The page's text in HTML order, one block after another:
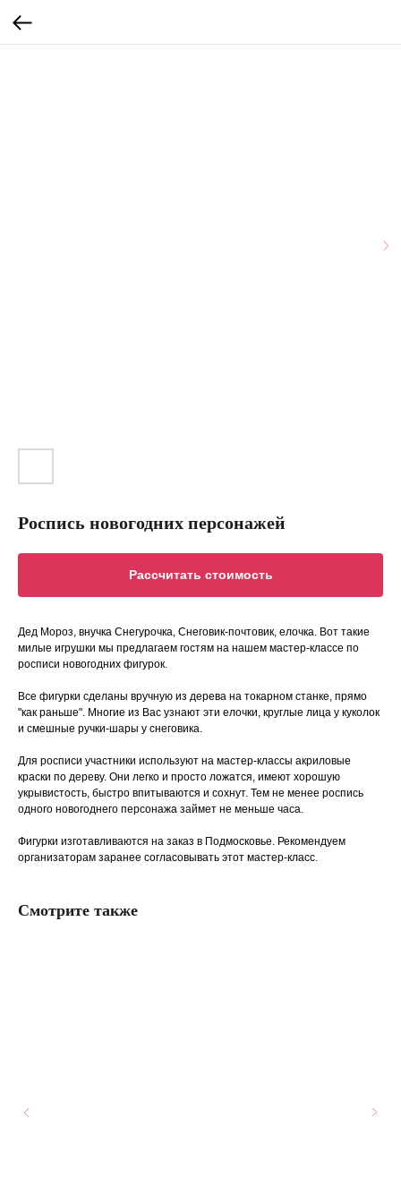
Роспись новогодних персонажей
Рассчитать стоимость
Дед Мороз, внучка Снегурочка, Снеговик-почтовик, елочка. Вот такие
милые игрушки мы предлагаем гостям на нашем мастер-классе по
росписи новогодних фигурок.
Все фигурки сделаны вручную из дерева на токарном станке, прямо
"как раньше". Многие из Вас узнают эти елочки, круглые лица у куколок
и смешные ручки-шары у снеговика.
Для росписи участники используют на мастер-классы акриловые
краски по дереву. Они легко и просто ложатся, имеют хорошую
укрывистость, быстро впитываются и сохнут. Тем не менее роспись
одного новогоднего персонажа займет не меньше часа.
Фигурки изготавливаются на заказ в Подмосковье. Рекомендуем
организаторам заранее согласовывать этот мастер-класс.
Смотрите также